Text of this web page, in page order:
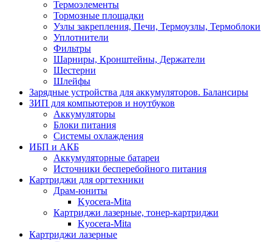
Термоэлементы
Тормозные площадки
Узлы закрепления, Печи, Термоузлы, Термоблоки
Уплотнители
Фильтры
Шарниры, Кронштейны, Держатели
Шестерни
Шлейфы
Зарядные устройства для аккумуляторов. Балансиры
ЗИП для компьютеров и ноутбуков
Аккумуляторы
Блоки питания
Системы охлаждения
ИБП и АКБ
Аккумуляторные батареи
Источники бесперебойного питания
Картриджи для оргтехники
Драм-юниты
Kyocera-Mita
Картриджи лазерные, тонер-картриджи
Kyocera-Mita
Картриджи лазерные